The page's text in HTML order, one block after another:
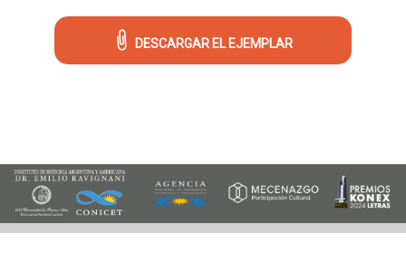
DESCARGAR EL EJEMPLAR